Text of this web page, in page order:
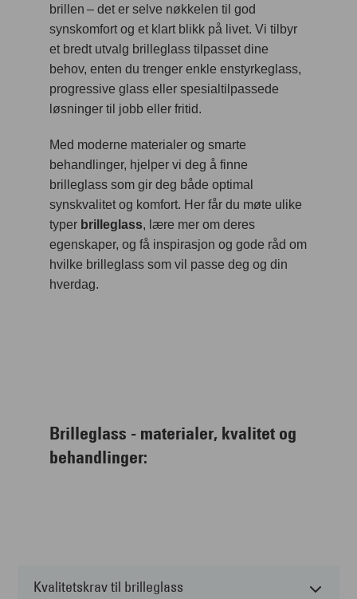
brillen – det er selve nøkkelen til god
synskomfort og et klart blikk på livet. Vi tilbyr
et bredt utvalg brilleglass tilpasset dine
behov, enten du trenger enkle enstyrkeglass,
progressive glass eller spesialtilpassede
løsninger til jobb eller fritid.
Med moderne materialer og smarte
behandlinger, hjelper vi deg å finne
brilleglass som gir deg både optimal
synskvalitet og komfort. Her får du møte ulike
typer brilleglass, lære mer om deres
egenskaper, og få inspirasjon og gode råd om
hvilke brilleglass som vil passe deg og din
hverdag.
Brilleglass - materialer, kvalitet og
behandlinger:
Kvalitetskrav til brilleglass